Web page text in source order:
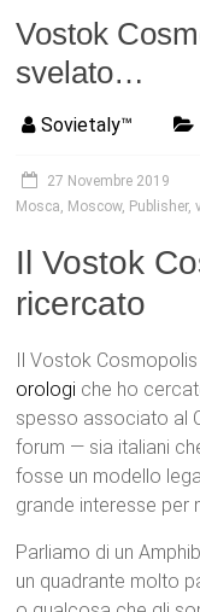
Vostok
svelato…
Sovietaly™
27 Novembre 2019
Mosca, Moscow, Publisher,
Il Vostok
ricercato
Il Vostok
orologi che ho
spesso associato al
forum — sia italiani
fosse un modello
grande interesse per
Parliamo di un
un quadrante molto